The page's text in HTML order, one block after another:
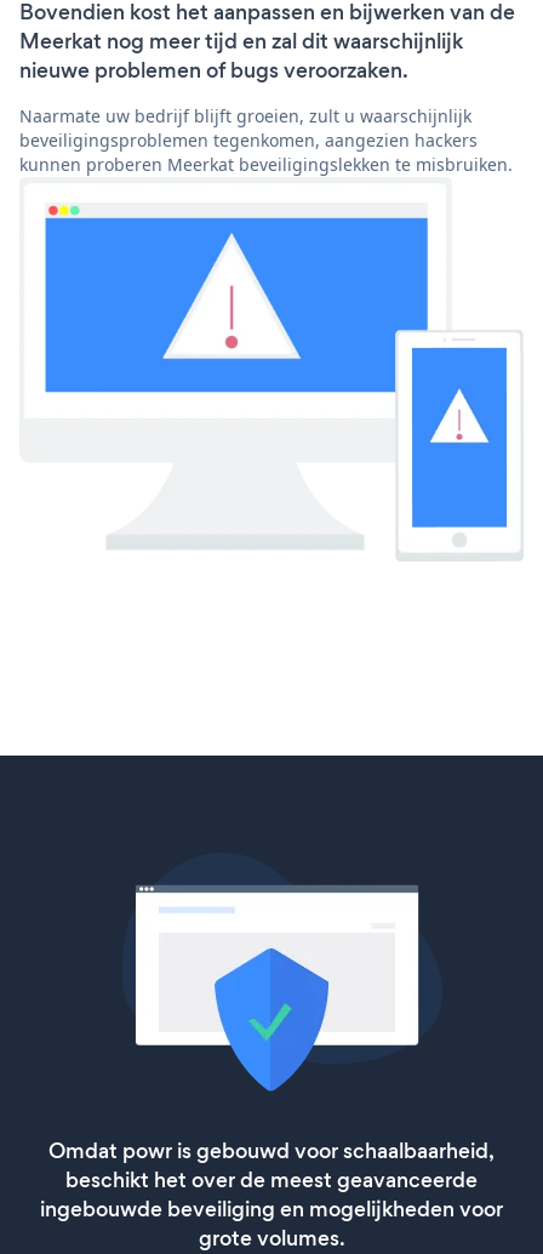
Bovendien kost het aanpassen en bijwerken van de
Meerkat nog meer tijd en zal dit waarschijnlijk
nieuwe problemen of bugs veroorzaken.
Naarmate uw bedrijf blijft groeien, zult u waarschijnlijk
beveiligingsproblemen tegenkomen, aangezien hackers
kunnen proberen Meerkat beveiligingslekken te misbruiken.
Omdat powr is gebouwd voor schaalbaarheid,
beschikt het over de meest geavanceerde
ingebouwde beveiliging en mogelijkheden voor
grote volumes.